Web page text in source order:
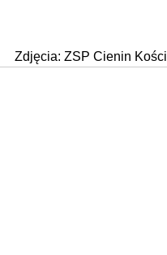
Zdjęcia: ZSP Cienin